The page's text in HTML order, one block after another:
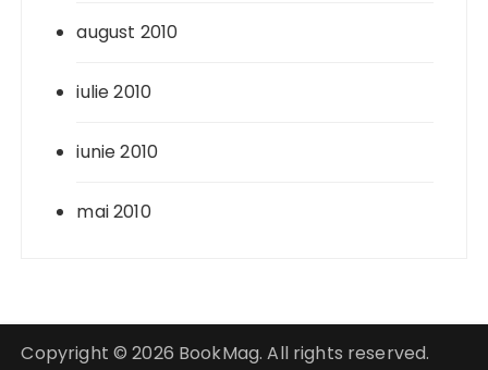
august 2010
iulie 2010
iunie 2010
mai 2010
Copyright © 2026 BookMag. All rights reserved.